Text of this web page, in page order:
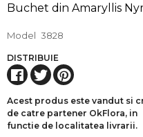
Buchet din Amaryllis
Model 3828
DISTRIBUIE
Acest produs este vandut si
de catre partener OkFlora, in
functie de localitatea livrarii.